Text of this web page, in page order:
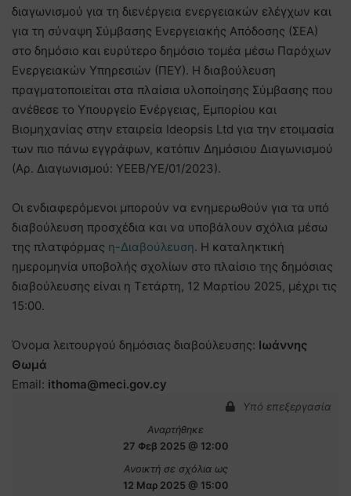
διαγωνισμού για τη διενέργεια ενεργειακών ελέγχων και
για τη σύναψη Σύμβασης Ενεργειακής Απόδοσης (ΣΕΑ)
στο δημόσιο και ευρύτερο δημόσιο τομέα μέσω Παρόχων
Ενεργειακών Υπηρεσιών (ΠΕΥ). Η διαβούλευση
πραγματοποιείται στα πλαίσια υλοποίησης Σύμβασης που
ανέθεσε το Υπουργείο Ενέργειας, Εμπορίου και
Βιομηχανίας στην εταιρεία Ιdeopsis Ltd για την ετοιμασία
των πιο πάνω εγγράφων, κατόπιν Δημόσιου Διαγωνισμού
(Αρ. Διαγωνισμού: YEEB/ΥΕ/01/2023).
Οι ενδιαφερόμενοι μπορούν να ενημερωθούν για τα υπό
διαβούλευση προσχέδια και να υποβάλουν σχόλια μέσω
της πλατφόρμας η-Διαβούλευση. Η καταληκτική
ημερομηνία υποβολής σχολίων στο πλαίσιο της δημόσιας
διαβούλευσης είναι η Τετάρτη, 12 Μαρτίου 2025, μέχρι τις
15:00.
Όνομα λειτουργού δημόσιας διαβούλευσης: Ιωάννης
Θωμά
Email: ithoma@meci.gov.cy
Υπό επεξεργασία
Αναρτήθηκε
27 Φεβ 2025 @ 12:00
Ανοικτή σε σχόλια ως
12 Μαρ 2025 @ 15:00